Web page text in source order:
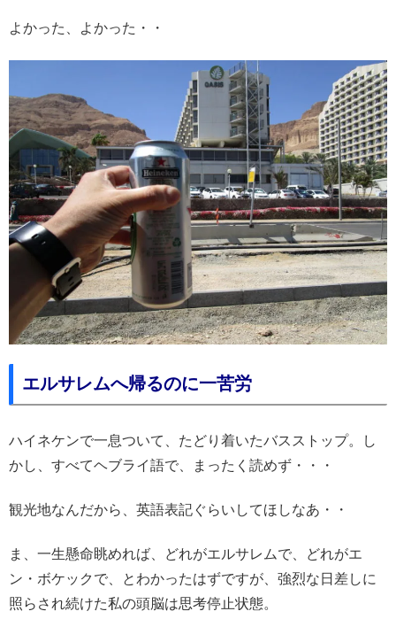
よかった、よかった・・
エルサレムへ帰るのに一苦労
ハイネケンで一息ついて、たどり着いたバスストップ。し
かし、すべてヘブライ語で、まったく読めず・・・
観光地なんだから、英語表記ぐらいしてほしなあ・・
ま、一生懸命眺めれば、どれがエルサレムで、どれがエ
ン・ボケックで、とわかったはずですが、強烈な日差しに
照らされ続けた私の頭脳は思考停止状態。